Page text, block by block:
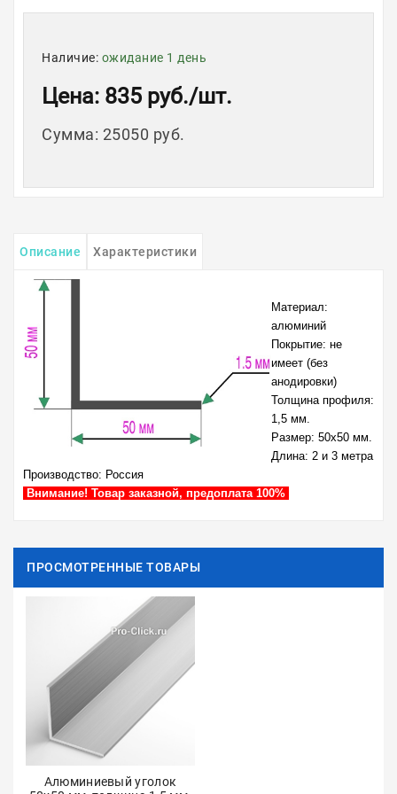
Наличие: ожидание 1 день
Цена: 835 руб./шт.
Сумма: 25050 руб.
Описание Характеристики
Материал:
алюминий
Покрытие: не
имеет (без
анодировки)
Толщина профиля:
1,5 мм.
Размер: 50х50 мм.
Длина: 2 и 3 метра
Производство: Россия
Внимание! Товар заказной, предоплата 100%
ПРОСМОТРЕННЫЕ ТОВАРЫ
Алюминиевый уголок